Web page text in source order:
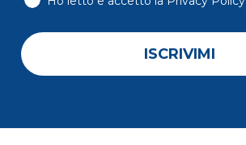
ISCRIVIMI